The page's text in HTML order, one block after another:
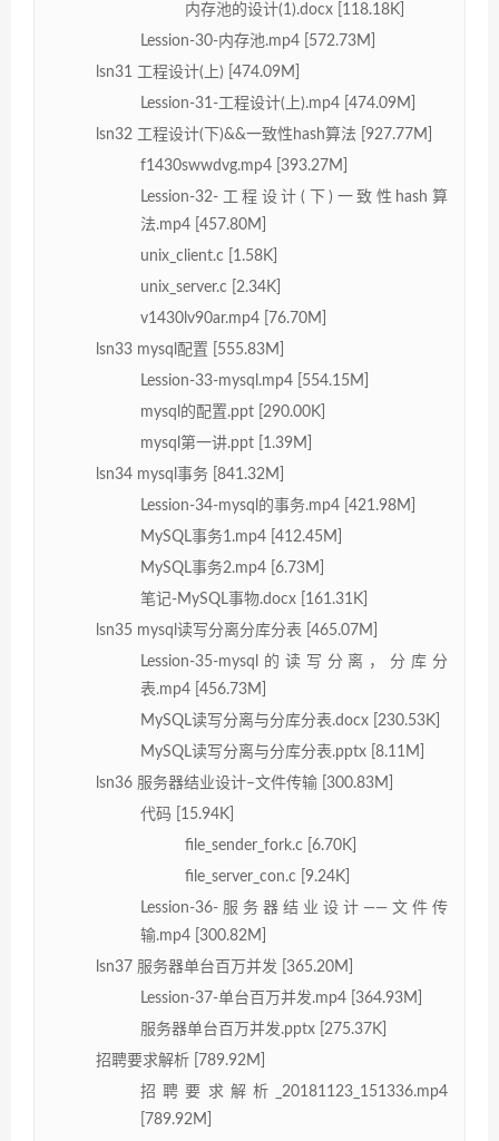
内存池的设计(1).docx [118.18K]
Lession-30-内存池.mp4 [572.73M]
lsn31 工程设计(上) [474.09M]
Lession-31-工程设计(上).mp4 [474.09M]
lsn32 工程设计(下)&&一致性hash算法 [927.77M]
f1430swwdvg.mp4 [393.27M]
Lession-32-工程设计(下)一致性hash算
法.mp4 [457.80M]
unix_client.c [1.58K]
unix_server.c [2.34K]
v1430lv90ar.mp4 [76.70M]
lsn33 mysql配置 [555.83M]
Lession-33-mysql.mp4 [554.15M]
mysql的配置.ppt [290.00K]
mysql第一讲.ppt [1.39M]
lsn34 mysql事务 [841.32M]
Lession-34-mysql的事务.mp4 [421.98M]
MySQL事务1.mp4 [412.45M]
MySQL事务2.mp4 [6.73M]
笔记-MySQL事物.docx [161.31K]
lsn35 mysql读写分离分库分表 [465.07M]
Lession-35-mysql的读写分离，分库分
表.mp4 [456.73M]
MySQL读写分离与分库分表.docx [230.53K]
MySQL读写分离与分库分表.pptx [8.11M]
lsn36 服务器结业设计–文件传输 [300.83M]
代码 [15.94K]
file_sender_fork.c [6.70K]
file_server_con.c [9.24K]
Lession-36-服务器结业设计——文件传
输.mp4 [300.82M]
lsn37 服务器单台百万并发 [365.20M]
Lession-37-单台百万并发.mp4 [364.93M]
服务器单台百万并发.pptx [275.37K]
招聘要求解析 [789.92M]
招聘要求解析_20181123_151336.mp4
[789.92M]